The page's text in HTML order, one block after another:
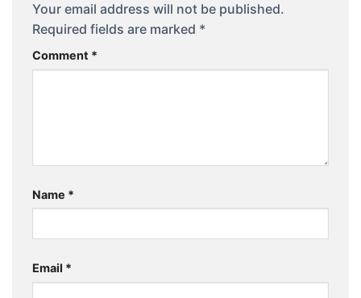
Your email address will not be published.
Required fields are marked *
Comment *
Name *
Email *